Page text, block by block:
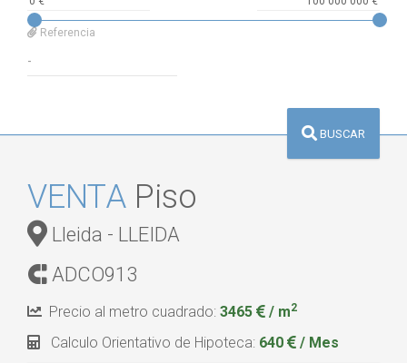
Referencia
BUSCAR
VENTA Piso
Lleida - LLEIDA
ADCO913
Precio al metro cuadrado: 3465 / m2
Calculo Orientativo de Hipoteca: 640 / Mes